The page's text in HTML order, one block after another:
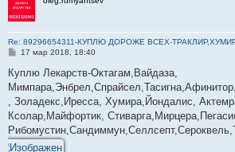
Re: 89296654311-КУПЛЮ ДОРОЖЕ ВСЕХ-
С
о
б
щ
е
и
е
17 мар 2018, 18:40
Куплю Лекарств-Октагам,Вайдаза,
, Золадекс,Иресса, Хумира,Йондалис,
Ксолар,Майфортик,